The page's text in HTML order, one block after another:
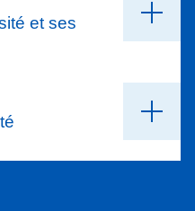
années, plus de
et ses